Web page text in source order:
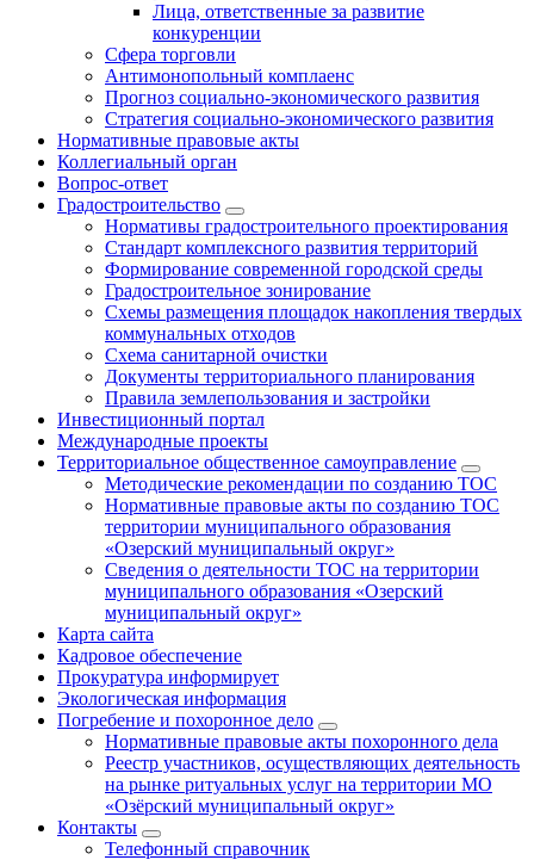
Лица, ответственные за развитие
конкуренции
Сфера торговли
Антимонопольный комплаенс
Прогноз социально-экономического развития
Стратегия социально-экономического развития
Нормативные правовые акты
Коллегиальный орган
Вопрос-ответ
Градостроительство
Нормативы градостроительного проектирования
Стандарт комплексного развития территорий
Формирование современной городской среды
Градостроительное зонирование
Схемы размещения площадок накопления твердых
коммунальных отходов
Схема санитарной очистки
Документы территориального планирования
Правила землепользования и застройки
Инвестиционный портал
Международные проекты
Территориальное общественное самоуправление
Методические рекомендации по созданию ТОС
Нормативные правовые акты по созданию ТОС
территории муниципального образования
«Озерский муниципальный округ»
Сведения о деятельности ТОС на территории
муниципального образования «Озерский
муниципальный округ»
Карта сайта
Кадровое обеспечение
Прокуратура информирует
Экологическая информация
Погребение и похоронное дело
Нормативные правовые акты похоронного дела
Реестр участников, осуществляющих деятельность
на рынке ритуальных услуг на территории МО
«Озёрский муниципальный округ»
Контакты
Телефонный справочник